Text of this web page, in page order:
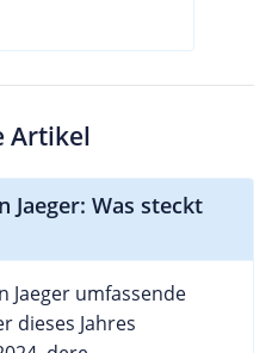
Artikel
Was steckt
Jaeger umfassende
dieses Jahres